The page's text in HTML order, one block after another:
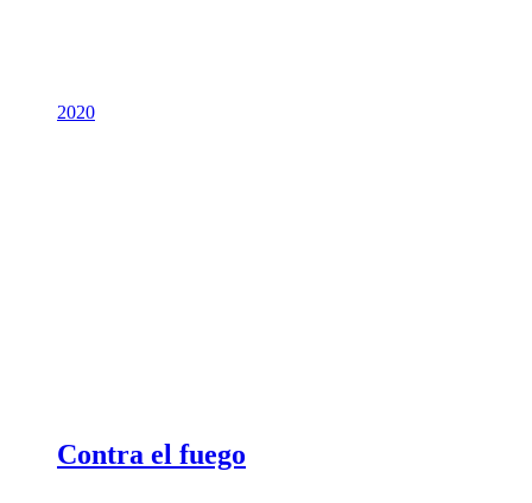
2020
Contra el fuego